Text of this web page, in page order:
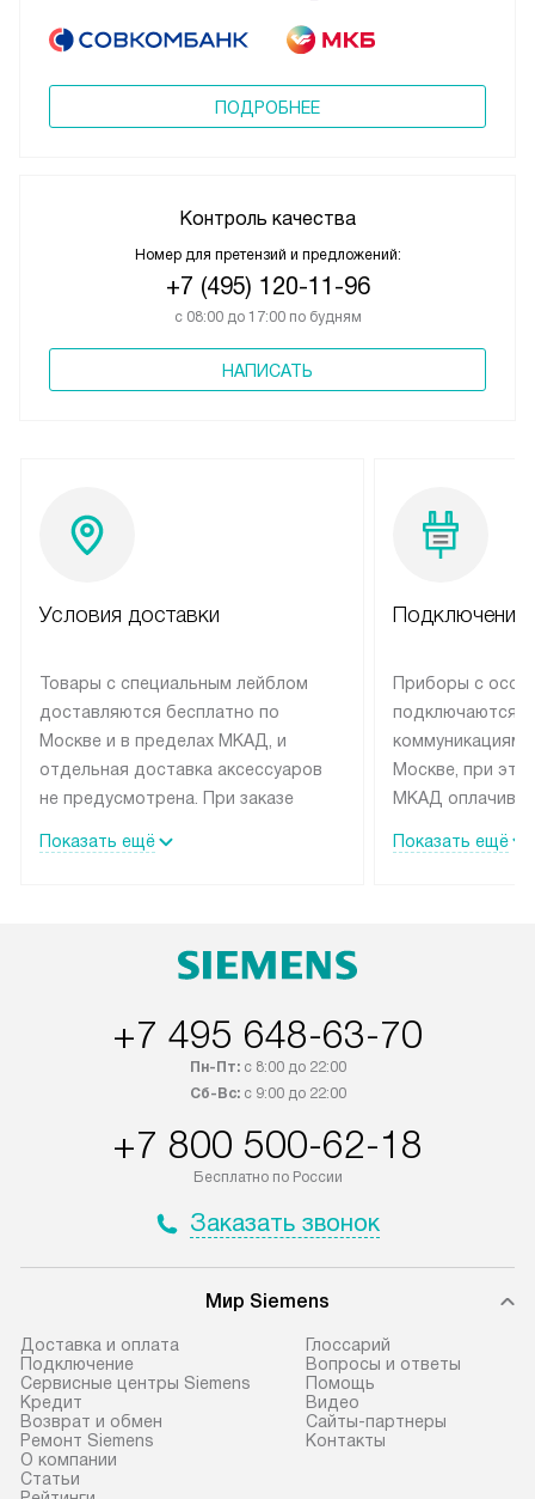
ПОДРОБНЕЕ
Контроль качества
Номер для претензий и предложений:
+7 (495) 120-11-96
с 08:00 до 17:00 по будням
НАПИСАТЬ
Условия доставки
Товары с специальным лейблом
доставляются бесплатно по
Москве и в пределах МКАД, и
отдельная доставка аксессуаров
не предусмотрена. При заказе
рекомендуем обсудить с
быть отправлены покупателю в
интересен товар «Под заказ»,
обсудите возможность его
приобретения с менеджером сайта.
доставляются бесплатно по
Москве в пределах МКАД, и
не предусмотрена.
доставки доставит упакованный
требуется переместить прибор
до двери квартиры или до места
установки, пожалуйста,
предварительно согласуйте это
с менеджером. За данную услугу
Показать ещё
Подключение
Приборы с
подключаются к
коммуникациям
Москве, при
МКАД
партнера
монтажу
материалы.
Стандартная
и
Показать ещё
+7 495 648-63-70
Пн-Пт:с 8:00 до 22:00
Сб-Вс:с 9:00 до 22:00
+7 800 500-62-18
Бесплатно по России
Заказать звонок
Мир Siemens
Доставка и оплата
Подключение
Сервисные центры Siemens
Кредит
Возврат и обмен
Ремонт Siemens
О компании
Статьи
Глоссарий
Вопросы и ответы
Помощь
Видео
Сайты-партнеры
Контакты